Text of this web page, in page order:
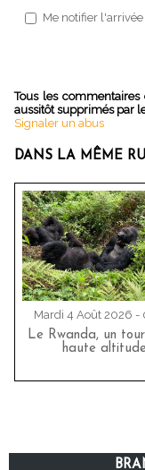
Me notifier
Tous les
aussitôt supprimés par
Signaler un abus
DANS LA MÊME
Mardi 4 Août 2026 -
Le Rwanda, un
haute